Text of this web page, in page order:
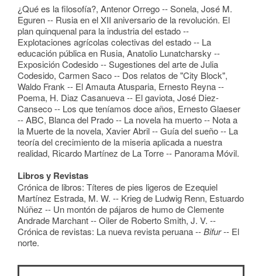
¿Qué es la filosofía?, Antenor Orrego -- Sonela, José M.
Eguren -- Rusia en el XII aniversario de la revolución. El
plan quinquenal para la industria del estado --
Explotaciones agrícolas colectivas del estado -- La
educación pública en Rusia, Anatolio Lunatcharsky --
Exposición Codesido -- Sugestiones del arte de Julia
Codesido, Carmen Saco -- Dos relatos de "City Block",
Waldo Frank -- El Amauta Atusparia, Ernesto Reyna --
Poema, H. Diaz Casanueva -- El gaviota, José Diez-
Canseco -- Los que teníamos doce años, Ernesto Glaeser
-- ABC, Blanca del Prado -- La novela ha muerto -- Nota a
la Muerte de la novela, Xavier Abril -- Guía del sueño -- La
teoría del crecimiento de la miseria aplicada a nuestra
realidad, Ricardo Martínez de La Torre -- Panorama Móvil.
Libros y Revistas
Crónica de libros: Títeres de pies ligeros de Ezequiel
Martínez Estrada, M. W. -- Krieg de Ludwig Renn, Estuardo
Núñez -- Un montón de pájaros de humo de Clemente
Andrade Marchant -- Oiler de Roberto Smith, J. V. --
Crónica de revistas: La nueva revista peruana --Bifur-- El
norte.